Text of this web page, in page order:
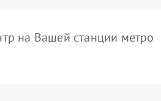
на Вашей станции метро